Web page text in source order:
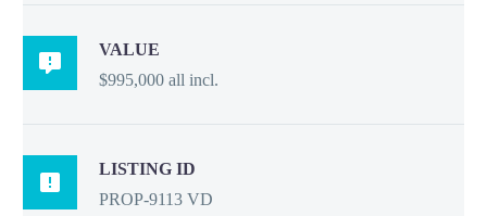

VALUE
$995,000 all incl.

LISTING ID
PROP-9113 VD